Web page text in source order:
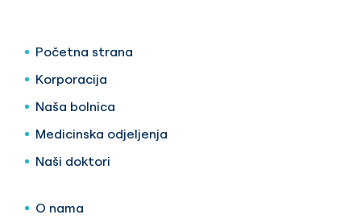
Početna strana
Korporacija
Naša bolnica
Medicinska odjeljenja
Naši doktori
O nama